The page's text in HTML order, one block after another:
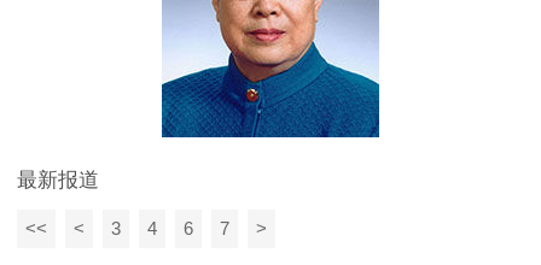
最新报道
<< < 3 4 6 7 >